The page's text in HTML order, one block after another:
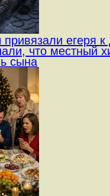
егеря
что местный
сына